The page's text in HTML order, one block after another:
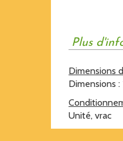
Plus
Dimensions
Dimensions :
Unité, vrac